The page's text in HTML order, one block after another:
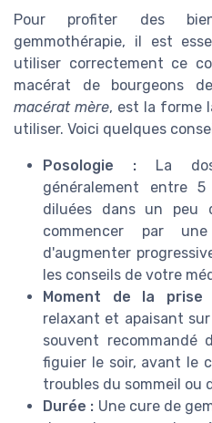
Pour profiter des
gemmothérapie, il est
utiliser correctement ce
macérat de bourgeons
macérat mère, est la forme
utiliser. Voici quelques
Posologie : La
généralement entre
diluées dans un peu
commencer par
d'augmenter
les conseils de votre
Moment de la prise
relaxant et apaisant
souvent recommandé
figuier le soir, avant le
troubles du sommeil ou
Durée : Une cure de